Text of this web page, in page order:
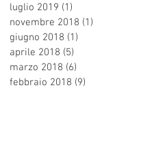
luglio 2019 (1)
novembre 2018 (1)
giugno 2018 (1)
aprile 2018 (5)
marzo 2018 (6)
febbraio 2018 (9)